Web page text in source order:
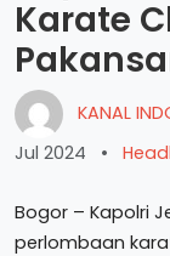
Karate
KANAL
Jul 2024
•
Bogor – Kapolri
perlombaan